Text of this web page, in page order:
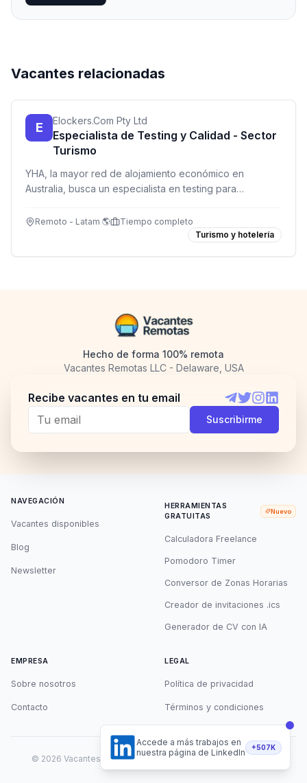
Vacantes relacionadas
E Elockers.Com Pty Ltd
Especialista de Testing y Calidad - Sector
Turismo
YHA, la mayor red de alojamiento económico en
Australia, busca un especialista en testing para
Latinoamérica.
Remoto - Latam 🌎
Tiempo completo
Turismo y hotelería
Hecho de forma 100% remota
Vacantes Remotas LLC - Delaware, USA
Recibe vacantes en tu email
Telegram
TwitterInstagram
Suscribirme
NAVEGACIÓN
Vacantes disponibles
Blog
Newsletter
HERRAMIENTAS
GRATUITAS
Nuevo
Calculadora Freelance
Pomodoro Timer
Conversor de Zonas Horarias
Creador de invitaciones .ics
Generador de CV con IA
EMPRESA
Sobre nosotros
Contacto
LEGAL
Política de privacidad
Términos y condiciones
© 2026 Vacantes Remotas. Todos los derechos reservados.
Accede a más trabajos en
nuestra página de LinkedIn
+507K